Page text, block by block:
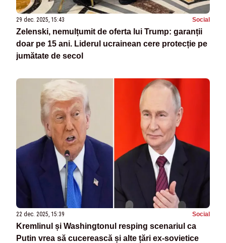
29 dec. 2025, 15:43 Social
Zelenski, nemulțumit de oferta lui Trump: garanții
doar pe 15 ani. Liderul ucrainean cere protecție pe
jumătate de secol
22 dec. 2025, 15:39 Social
Kremlinul și Washingtonul resping scenariul ca
Putin vrea să cucerească și alte țări ex-sovietice